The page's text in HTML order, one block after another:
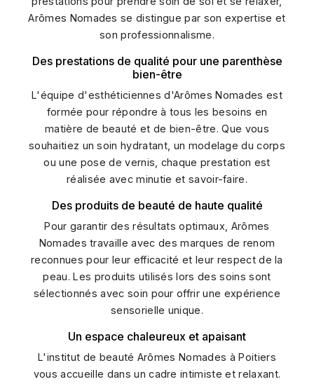
Arômes Nomades se distingue par son expertise et
son professionnalisme.
Des prestations de qualité pour une parenthèse
bien-être
L'équipe d'esthéticiennes d'Arômes Nomades est
formée pour répondre à tous les besoins en
matière de beauté et de bien-être. Que vous
souhaitiez un soin hydratant, un modelage du corps
ou une pose de vernis, chaque prestation est
réalisée avec minutie et savoir-faire.
Des produits de beauté de haute qualité
Pour garantir des résultats optimaux, Arômes
Nomades travaille avec des marques de renom
reconnues pour leur efficacité et leur respect de la
peau. Les produits utilisés lors des soins sont
sélectionnés avec soin pour offrir une expérience
sensorielle unique.
Un espace chaleureux et apaisant
L'institut de beauté Arômes Nomades à Poitiers
vous accueille dans un cadre intimiste et relaxant.